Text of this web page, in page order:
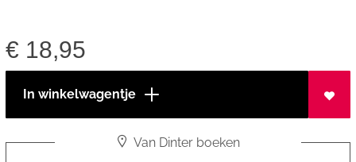
€ 18,95
In winkelwagentje
Van Dinter boeken